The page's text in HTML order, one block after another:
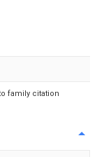
family citation